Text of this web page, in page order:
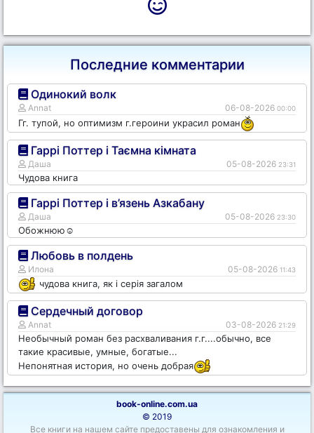
Последние комментарии
Одинокий волк
Annat 06-08-2026 00:00
Гг. тупой, но оптимизм г.героини украсил роман
Гаррі Поттер і Таємна кімната
Даша 05-08-2026 23:31
Чудова книга
Гаррі Поттер і в’язень Азкабану
Даша 05-08-2026 23:30
Обожнюю☺️
Любовь в полдень
Илона 05-08-2026 11:43
чудова книга, як і серія загалом
Сердечный договор
Annat 03-08-2026 21:29
Необычный роман без расхваливания г.г....обычно, все
такие красивые, умные, богатые...
Непонятная история, но очень добрая
book-online.com.ua
© 2019
Все книги на нашем сайте предоставены для ознакомления и